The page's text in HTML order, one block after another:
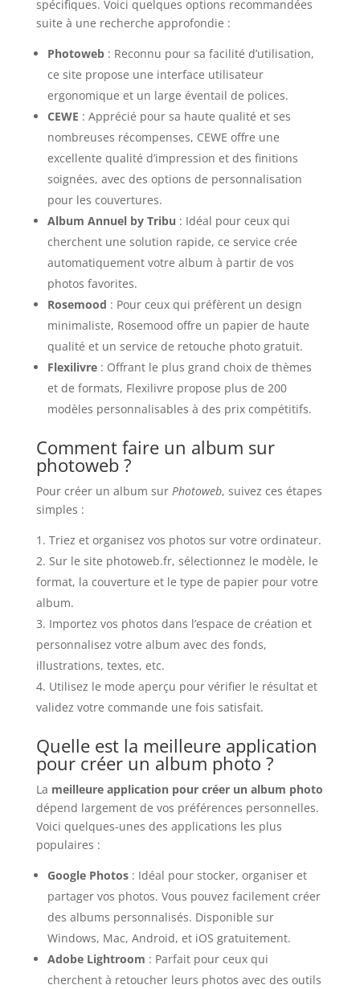
spécifiques. Voici quelques options recommandées
suite à une recherche approfondie :
Photoweb: Reconnu pour sa facilité d’utilisation,
ce site propose une interface utilisateur
ergonomique et un large éventail de polices.
CEWE : Apprécié pour sa haute qualité et ses
nombreuses récompenses, CEWE offre une
excellente qualité d’impression et des finitions
soignées, avec des options de personnalisation
pour les couvertures.
Album Annuel by Tribu : Idéal pour ceux qui
cherchent une solution rapide, ce service crée
automatiquement votre album à partir de vos
photos favorites.
Rosemood : Pour ceux qui préfèrent un design
minimaliste, Rosemood offre un papier de haute
qualité et un service de retouche photo gratuit.
Flexilivre: Offrant le plus grand choix de thèmes
et de formats, Flexilivre propose plus de 200
modèles personnalisables à des prix compétitifs.
Comment faire un album sur
photoweb ?
Pour créer un album sur Photoweb, suivez ces étapes
simples :
Triez et organisez vos photos sur votre ordinateur.
Sur le site photoweb.fr, sélectionnez le modèle, le
format, la couverture et le type de papier pour votre
album.
Importez vos photos dans l’espace de création et
personnalisez votre album avec des fonds,
illustrations, textes, etc.
Utilisez le mode aperçu pour vérifier le résultat et
validez votre commande une fois satisfait.
Quelle est la meilleure application
pour créer un album photo ?
La meilleure application pour créer un album photo
dépend largement de vos préférences personnelles.
Voici quelques-unes des applications les plus
populaires :
Google Photos: Idéal pour stocker, organiser et
partager vos photos. Vous pouvez facilement créer
des albums personnalisés. Disponible sur
Windows, Mac, Android, et iOS gratuitement.
Adobe Lightroom : Parfait pour ceux qui
cherchent à retoucher leurs photos avec des outils